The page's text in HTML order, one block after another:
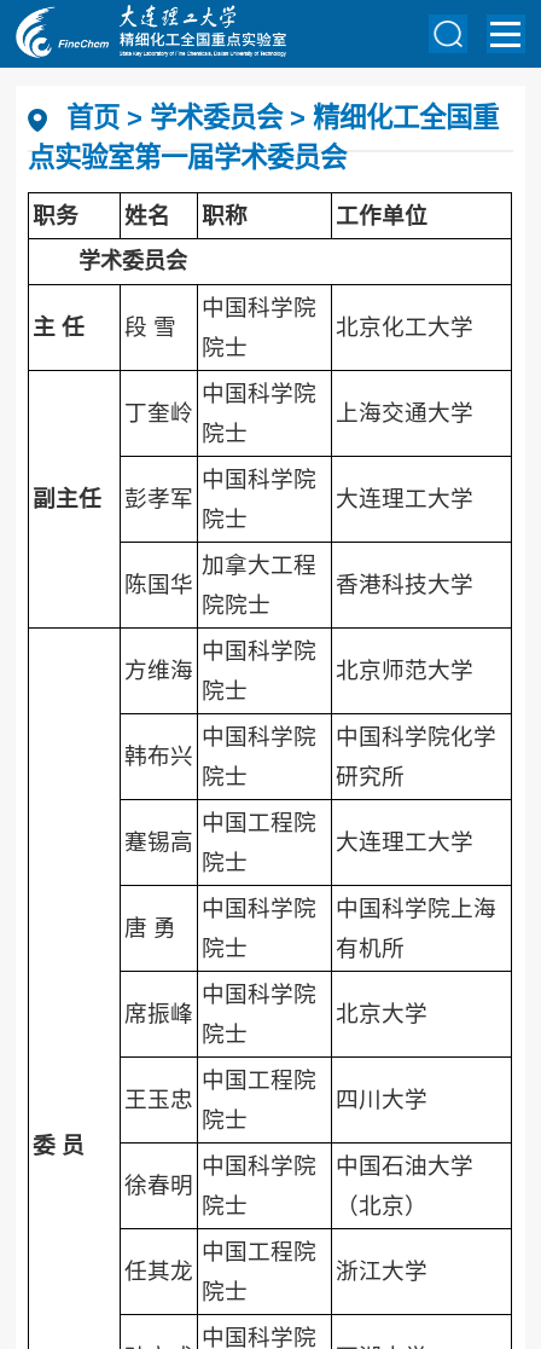
首页 > 学术委员会>精细化工全国重
点实验室第一届学术委员会
职务 姓名 职称 工作单位
学术委员会
主任 段 雪
中国科学院
院士
北京化工大学
副主任
丁奎岭
中国科学院
院士
上海交通大学
彭孝军
中国科学院
院士
大连理工大学
陈国华
加拿大工程
院院士
香港科技大学
委 员
方维海
中国科学院
院士
北京师范大学
韩布兴
中国科学院
院士
中国科学院化学
研究所
蹇锡高
中国工程院
院士
大连理工大学
唐 勇
中国科学院
院士
中国科学院上海
有机所
席振峰
中国科学院
院士
北京大学
王玉忠
中国工程院
院士
四川大学
徐春明
中国科学院
院士
中国石油大学
（北京）
任其龙
中国工程院
院士
浙江大学
中国科学院